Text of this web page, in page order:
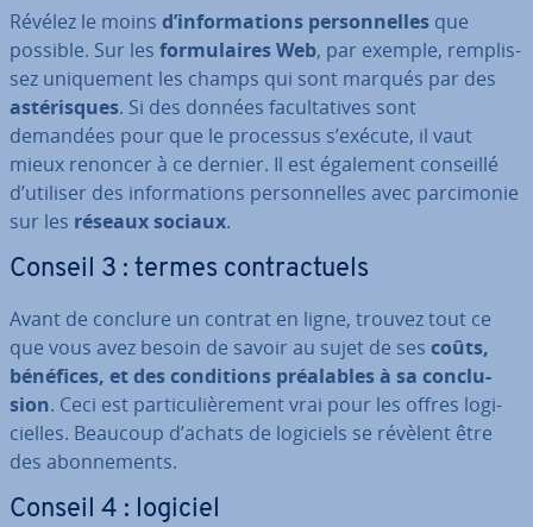
Révélez le moins d’in­for­ma­tions per­son­nelles que
possible. Sur les for­mu­laires Web, par exemple, rem­plis­
sez uni­que­ment les champs qui sont marqués par des
as­té­risques. Si des données fa­cul­ta­tives sont
demandées pour que le processus s’exécute, il vaut
mieux renoncer à ce dernier. Il est également conseillé
d’utiliser des in­for­ma­tions per­son­nelles avec par­ci­mo­nie
sur les réseaux sociaux.
Conseil 3 : termes con­trac­tuels
Avant de conclure un contrat en ligne, trouvez tout ce
que vous avez besoin de savoir au sujet de ses coûts,
bénéfices, et des con­di­tions préa­lables à sa con­clu­
sion. Ceci est par­ti­cu­liè­re­ment vrai pour les offres lo­gi­
cielles. Beaucoup d’achats de logiciels se révèlent être
des abon­ne­ments.
Conseil 4 : logiciel